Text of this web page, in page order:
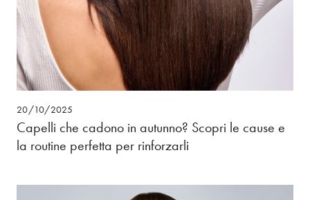
20/10/2025
Capelli che cadono in autunno? Scopri le cause e
la routine perfetta per rinforzarli